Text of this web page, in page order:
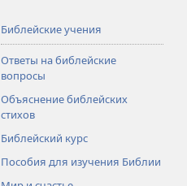
Библейские учения
Ответы на библейские
вопросы
Объяснение библейских
стихов
Библейский курс
Пособия для изучения Библии